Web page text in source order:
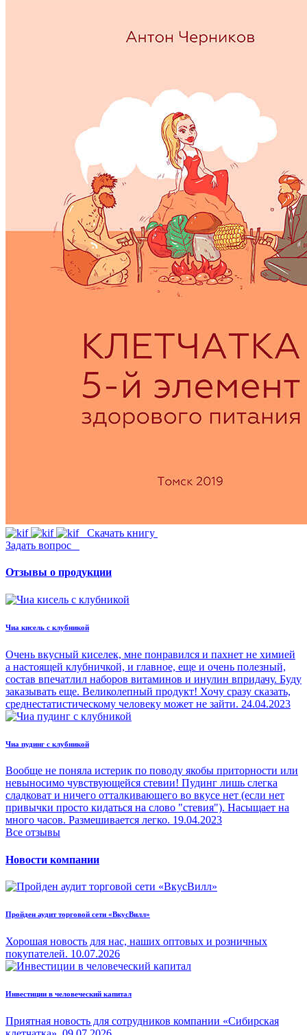
Скачать книгу
Задать вопрос
Отзывы о продукции
Чиа кисель с клубникой
Очень вкусный киселек, мне понравился и пахнет не химией
а настоящей клубничкой, и главное, еще и очень полезный,
состав впечатлил наборов витаминов и инулин впридачу. Буду
заказывать еще. Великолепный продукт! Хочу сразу сказать,
среднестатистическому человеку может не зайти. 24.04.2023
Чиа пудинг с клубникой
Вообще не поняла истерик по поводу якобы приторности или
невыносимо чувствующейся стевии! Пудинг лишь слегка
сладковат и ничего отталкивающего во вкусе нет (если нет
привычки просто кидаться на слово "стевия"). Насыщает на
много часов. Размешивается легко. 19.04.2023
Все отзывы
Новости компании
Пройден аудит торговой сети «ВкусВилл»
Хорошая новость для нас, наших оптовых и розничных
покупателей. 10.07.2026
Инвестиции в человеческий капитал
Приятная новость для сотрудников компании «Сибирская